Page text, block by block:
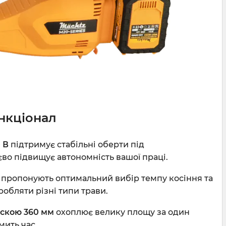
В підтримує стабільні оберти під
підвищує автономність вашої праці.
оптимальний вибір темпу косіння та
різні типи трави.
360 мм охоплює велику площу за один